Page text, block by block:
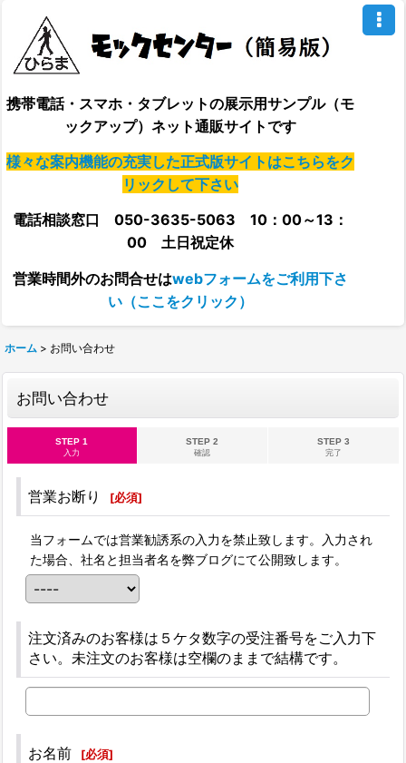
携帯電話・スマホ・タブレットの展示用サンプル（モ
ックアップ）ネット通販サイトです
様々な案内機能の充実した正式版サイトはこちらをク
リックして下さい
電話相談窓口 050-3635-5063 10：00～13：
00 土日祝定休
営業時間外のお問合せはwebフォームをご利用下さ
い（ここをクリック）
ホーム > お問い合わせ
お問い合わせ
STEP 1
入力
STEP 2
確認
STEP 3
完了
営業お断り [必須]
当フォームでは営業勧誘系の入力を禁止致します。入力され
た場合、社名と担当者名を弊ブログにて公開致します。
注文済みのお客様は５ケタ数字の受注番号をご入力下
さい。未注文のお客様は空欄のままで結構です。
お名前 [必須]